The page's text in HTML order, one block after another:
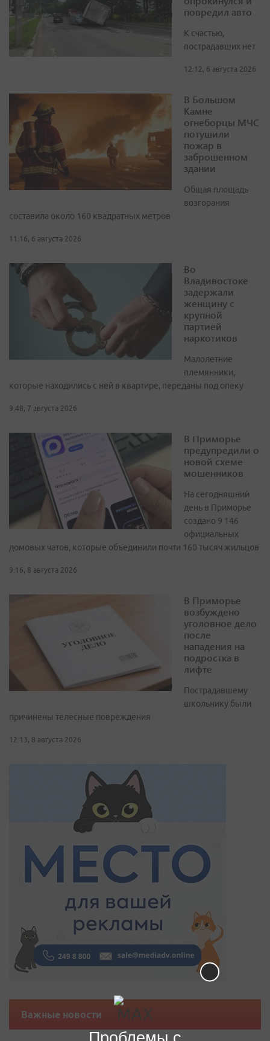
повредил авто
К счастью,
пострадавших нет
12:12, 6 августа 2026
В Большом
Камне
огнеборцы МЧС
потушили
пожар в
заброшенном
здании
Общая площадь
возгорания
составила около 160 квадратных метров
11:16, 6 августа 2026
Во
Владивостоке
задержали
женщину с
крупной
партией
наркотиков
Малолетние
племянники,
которые находились с ней в квартире, переданы под опеку
9:48, 7 августа 2026
В Приморье
предупредили о
новой схеме
мошенников
На сегодняшний
день в Приморье
создано 9 146
официальных
домовых чатов, которые объединили почти 160 тысяч жильцов
9:16, 8 августа 2026
В Приморье
возбуждено
уголовное дело
после
нападения на
подростка в
лифте
Пострадавшему
школьнику были
причинены телесные повреждения
12:13, 8 августа 2026
Важные новости